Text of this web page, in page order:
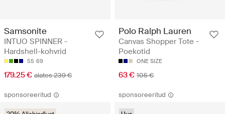
Samsonite
INTUO SPINNER -
Hardshell-kohvrid
55 69
179.25 € alates 239 €
Polo Ralph Lauren
Canvas Shopper Tote -
Poekotid
ONE SIZE
63 € 105 €
sponsoreeritud sponsoreeritud